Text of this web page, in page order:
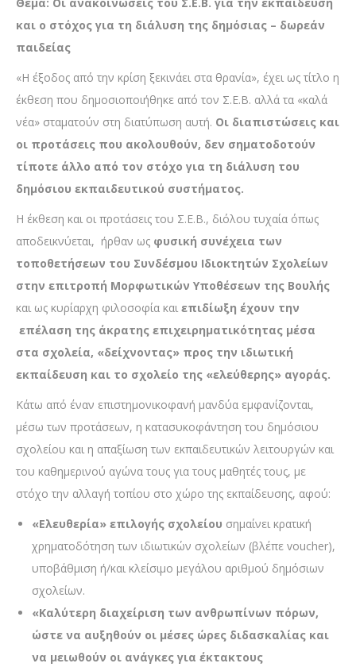
Θέμα: Οι ανακοινώσεις του Σ.Ε.Β. για την εκπαίδευση
και ο στόχος για τη διάλυση της δημόσιας – δωρεάν
παιδείας
«Η έξοδος από την κρίση ξεκινάει στα θρανία», έχει ως τίτλο η
έκθεση που δημοσιοποιήθηκε από τον Σ.Ε.Β. αλλά τα «καλά
νέα» σταματούν στη διατύπωση αυτή. Οι διαπιστώσεις και
οι προτάσεις που ακολουθούν, δεν σηματοδοτούν
τίποτε άλλο από τον στόχο για τη διάλυση του
δημόσιου εκπαιδευτικού συστήματος.
Η έκθεση και οι προτάσεις του Σ.Ε.Β., διόλου τυχαία όπως
αποδεικνύεται, ήρθαν ως φυσική συνέχεια των
τοποθετήσεων του Συνδέσμου Ιδιοκτητών Σχολείων
στην επιτροπή Μορφωτικών Υποθέσεων της Βουλής
και ως κυρίαρχη φιλοσοφία και επιδίωξη έχουν την
επέλαση της άκρατης επιχειρηματικότητας μέσα
στα σχολεία, «δείχνοντας» προς την ιδιωτική
εκπαίδευση και το σχολείο της «ελεύθερης» αγοράς.
Κάτω από έναν επιστημονικοφανή μανδύα εμφανίζονται,
μέσω των προτάσεων, η κατασυκοφάντηση του δημόσιου
σχολείου και η απαξίωση των εκπαιδευτικών λειτουργών και
του καθημερινού αγώνα τους για τους μαθητές τους, με
στόχο την αλλαγή τοπίου στο χώρο της εκπαίδευσης, αφού:
«Ελευθερία» επιλογής σχολείου σημαίνει κρατική
χρηματοδότηση των ιδιωτικών σχολείων (βλέπε voucher),
υποβάθμιση ή/και κλείσιμο μεγάλου αριθμού δημόσιων
σχολείων.
«Καλύτερη διαχείριση των ανθρωπίνων πόρων,
ώστε να αυξηθούν οι μέσες ώρες διδασκαλίας και
να μειωθούν οι ανάγκες για έκτακτους